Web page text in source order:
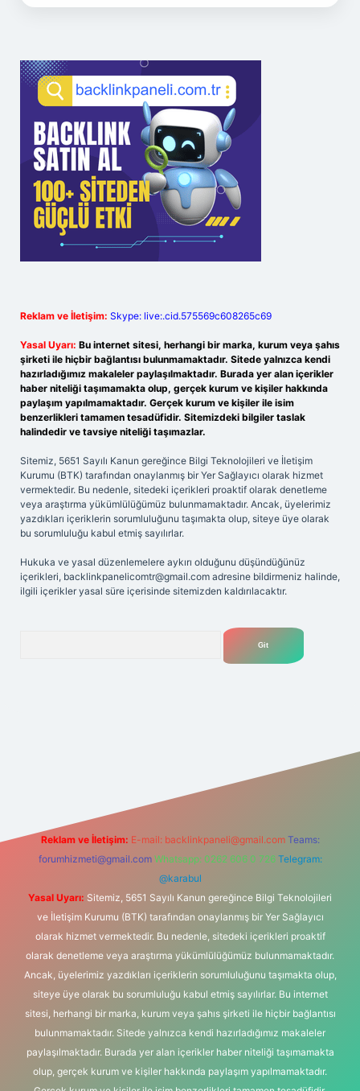
Reklam ve İletişim: Skype: live:.cid.575569c608265c69
Yasal Uyarı: Bu internet sitesi, herhangi bir marka, kurum veya şahıs
şirketi ile hiçbir bağlantısı bulunmamaktadır. Sitede yalnızca kendi
hazırladığımız makaleler paylaşılmaktadır. Burada yer alan içerikler
haber niteliği taşımamakta olup, gerçek kurum ve kişiler hakkında
paylaşım yapılmamaktadır. Gerçek kurum ve kişiler ile isim
benzerlikleri tamamen tesadüfidir. Sitemizdeki bilgiler taslak
halindedir ve tavsiye niteliği taşımazlar.
Sitemiz, 5651 Sayılı Kanun gereğince Bilgi Teknolojileri ve İletişim
Kurumu (BTK) tarafından onaylanmış bir Yer Sağlayıcı olarak hizmet
vermektedir. Bu nedenle, sitedeki içerikleri proaktif olarak denetleme
veya araştırma yükümlülüğümüz bulunmamaktadır. Ancak, üyelerimiz
yazdıkları içeriklerin sorumluluğunu taşımakta olup, siteye üye olarak
bu sorumluluğu kabul etmiş sayılırlar.
Hukuka ve yasal düzenlemelere aykırı olduğunu düşündüğünüz
içerikleri, backlinkpanelicomtr@gmail.com adresine bildirmeniz halinde,
ilgili içerikler yasal süre içerisinde sitemizden kaldırılacaktır.
Reklam ve İletişim: E-mail: backlinkpaneli@gmail.com Teams:
forumhizmeti@gmail.com Whatsapp: 0262 606 0 726 Telegram:
@karabul
Yasal Uyarı: Sitemiz, 5651 Sayılı Kanun gereğince Bilgi Teknolojileri
ve İletişim Kurumu (BTK) tarafından onaylanmış bir Yer Sağlayıcı
olarak hizmet vermektedir. Bu nedenle, sitedeki içerikleri proaktif
olarak denetleme veya araştırma yükümlülüğümüz bulunmamaktadır.
Ancak, üyelerimiz yazdıkları içeriklerin sorumluluğunu taşımakta olup,
siteye üye olarak bu sorumluluğu kabul etmiş sayılırlar. Bu internet
sitesi, herhangi bir marka, kurum veya şahıs şirketi ile hiçbir bağlantısı
bulunmamaktadır. Sitede yalnızca kendi hazırladığımız makaleler
paylaşılmaktadır. Burada yer alan içerikler haber niteliği taşımamakta
olup, gerçek kurum ve kişiler hakkında paylaşım yapılmamaktadır.